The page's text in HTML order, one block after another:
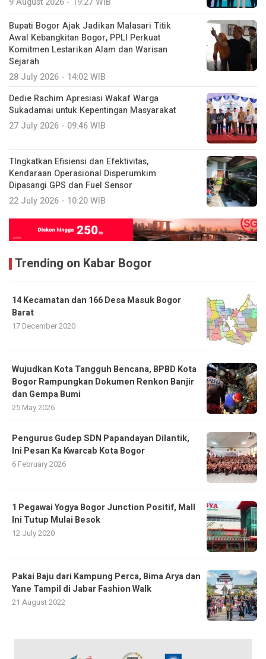
Bupati Bogor Ajak Jadikan Malasari Titik
Awal Kebangkitan Bogor, PPLI Perkuat
Komitmen Lestarikan Alam dan Warisan
Sejarah
28 July 2026 - 14:02 WIB
Dedie Rachim Apresiasi Wakaf Warga
Sukadamai untuk Kepentingan Masyarakat
27 July 2026 - 09:46 WIB
TIngkatkan Efisiensi dan Efektivitas,
Kendaraan Operasional Disperumkim
Dipasangi GPS dan Fuel Sensor
22 July 2026 - 10:20 WIB
Trending on Kabar Bogor
14 Kecamatan dan 166 Desa Masuk Bogor
Barat
17 December 2020
​Wujudkan Kota Tangguh Bencana, BPBD Kota
Bogor Rampungkan Dokumen Renkon Banjir
dan Gempa Bumi
25 May 2026
Pengurus Gudep SDN Papandayan Dilantik,
Ini Pesan Ka Kwarcab Kota Bogor
6 February 2026
1 Pegawai Yogya Bogor Junction Positif, Mall
Ini Tutup Mulai Besok
12 July 2020
Pakai Baju dari Kampung Perca, Bima Arya dan
Yane Tampil di Jabar Fashion Walk
21 August 2022